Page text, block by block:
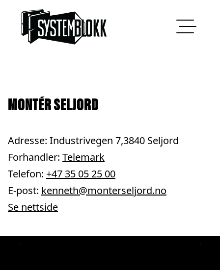
MONTÉR SELJORD
Adresse: Industrivegen 7,3840 Seljord
Forhandler: Telemark
Telefon: +47 35 05 25 00
E-post: kenneth@monterseljord.no
Se nettside